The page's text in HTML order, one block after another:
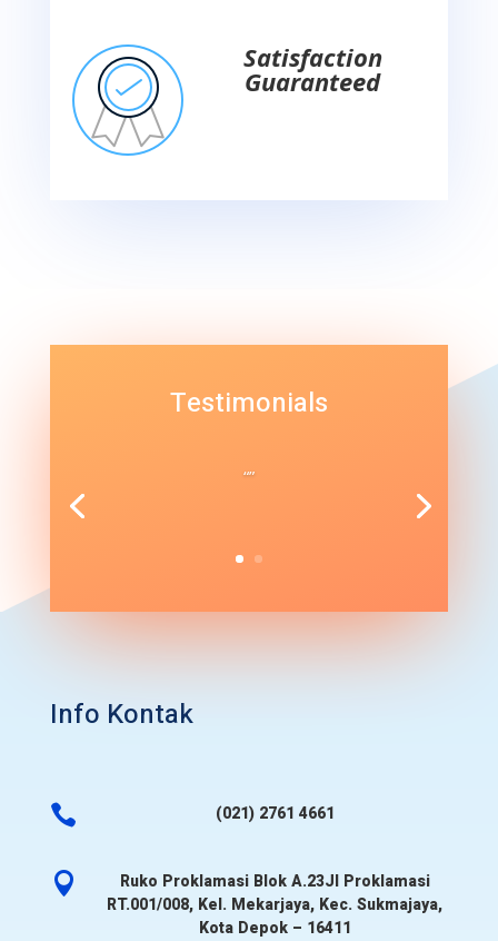
Satisfaction
Guaranteed
Testimonials
“”
Info Kontak
 (021) 2761 4661

Ruko Proklamasi Blok A.23Jl Proklamasi
RT.001/008, Kel. Mekarjaya, Kec. Sukmajaya,
Kota Depok – 16411